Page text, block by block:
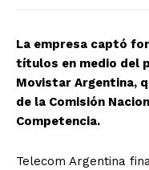
La empresa captó
títulos en medio del
Movistar Argentina,
de la Comisión
Competencia.
Telecom Argentina